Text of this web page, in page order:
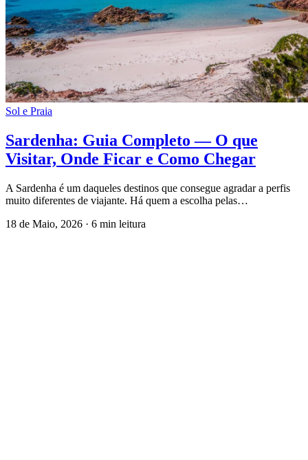
Sol e Praia
Sardenha: Guia Completo — O que
Visitar, Onde Ficar e Como Chegar
A Sardenha é um daqueles destinos que consegue agradar a perfis
muito diferentes de viajante. Há quem a escolha pelas…
18 de Maio, 2026 · 6 min leitura